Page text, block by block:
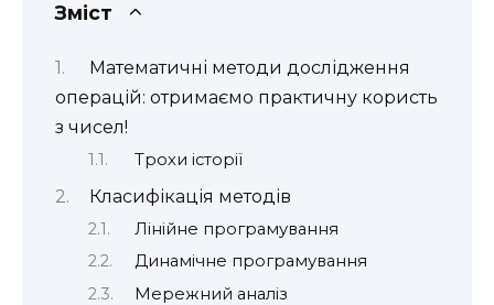
Зміст
Математичні методи дослідження
операцій: отримаємо практичну користь
з чисел!
Трохи історії
Класифікація методів
Лінійне програмування
Динамічне програмування
Мережний аналіз